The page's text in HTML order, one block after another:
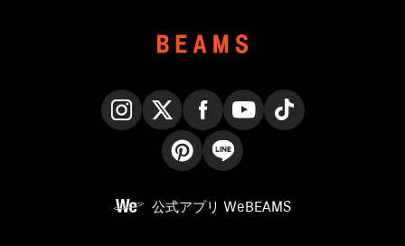
公式アプリ WeBEAMS